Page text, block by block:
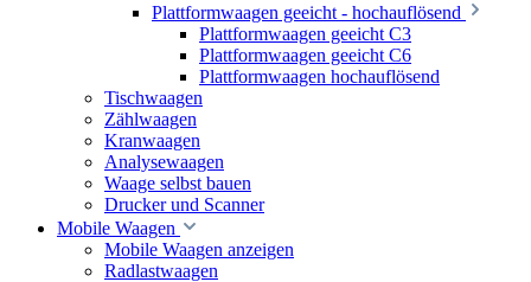
Plattformwaagen geeicht - hochauflösend
Plattformwaagen geeicht C3
Plattformwaagen geeicht C6
Plattformwaagen hochauflösend
Tischwaagen
Zählwaagen
Kranwaagen
Analysewaagen
Waage selbst bauen
Drucker und Scanner
Mobile Waagen
Mobile Waagen anzeigen
Radlastwaagen